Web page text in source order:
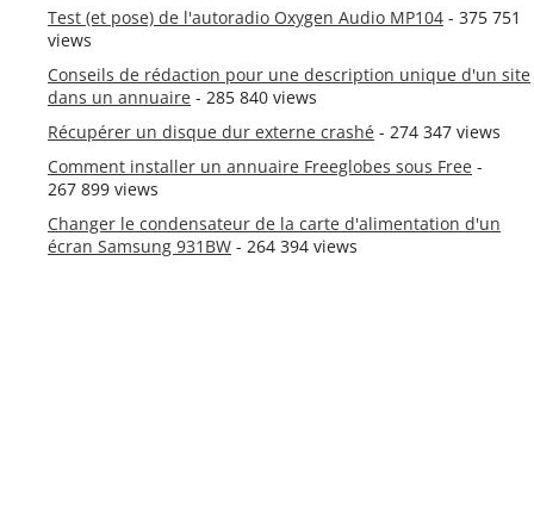
Test (et pose) de l'autoradio Oxygen Audio MP104 - 375 751
views
Conseils de rédaction pour une description unique d'un site
dans un annuaire - 285 840 views
Récupérer un disque dur externe crashé - 274 347 views
Comment installer un annuaire Freeglobes sous Free -
267 899 views
Changer le condensateur de la carte d'alimentation d'un
écran Samsung 931BW - 264 394 views